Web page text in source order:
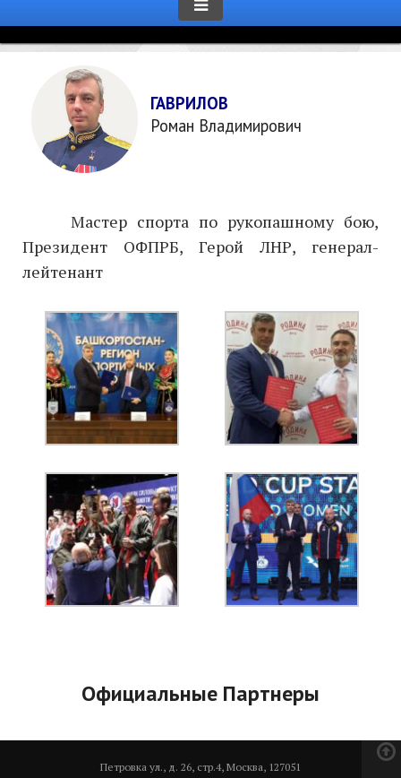
ГАВРИЛОВ
Роман Владимирович
Мастер спорта по рукопашному бою,
Президент ОФПРБ, Герой ЛНР, генерал-
лейтенант
Официальные Партнеры
Петровка ул., д. 26, стр.4, Москва, 127051